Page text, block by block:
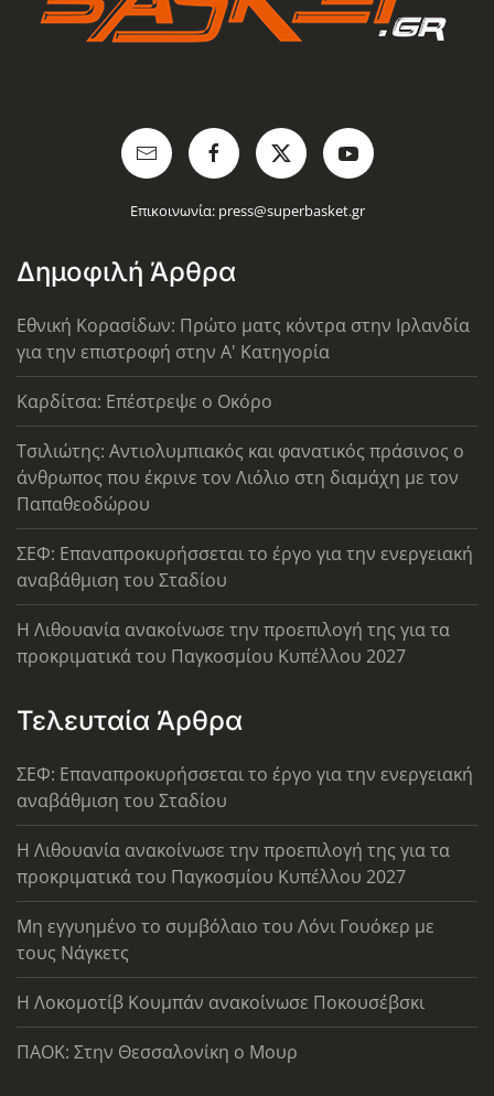
Επικοινωνία: press@superbasket.gr
Δημοφιλή Άρθρα
Εθνική Κορασίδων: Πρώτο ματς κόντρα στην Ιρλανδία
για την επιστροφή στην Α' Κατηγορία
Καρδίτσα: Επέστρεψε ο Οκόρο
Τσιλιώτης: Αντιολυμπιακός και φανατικός πράσινος ο
άνθρωπος που έκρινε τον Λιόλιο στη διαμάχη με τον
Παπαθεοδώρου
ΣΕΦ: Επαναπροκυρήσσεται το έργο για την ενεργειακή
αναβάθμιση του Σταδίου
Η Λιθουανία ανακοίνωσε την προεπιλογή της για τα
προκριματικά του Παγκοσμίου Κυπέλλου 2027
Τελευταία Άρθρα
ΣΕΦ: Επαναπροκυρήσσεται το έργο για την ενεργειακή
αναβάθμιση του Σταδίου
Η Λιθουανία ανακοίνωσε την προεπιλογή της για τα
προκριματικά του Παγκοσμίου Κυπέλλου 2027
Μη εγγυημένο το συμβόλαιο του Λόνι Γουόκερ με
τους Νάγκετς
Η Λοκομοτίβ Κουμπάν ανακοίνωσε Ποκουσέβσκι
ΠΑΟΚ: Στην Θεσσαλονίκη ο Μουρ